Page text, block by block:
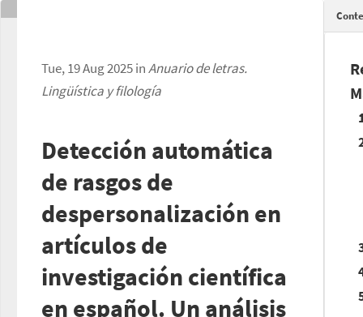
Tue, 19 Aug 2025 inAnuario de letras.
Lingüística y filología
Detección automática
de rasgos de
despersonalización en
artículos de
investigación científica
en español. Un análisis